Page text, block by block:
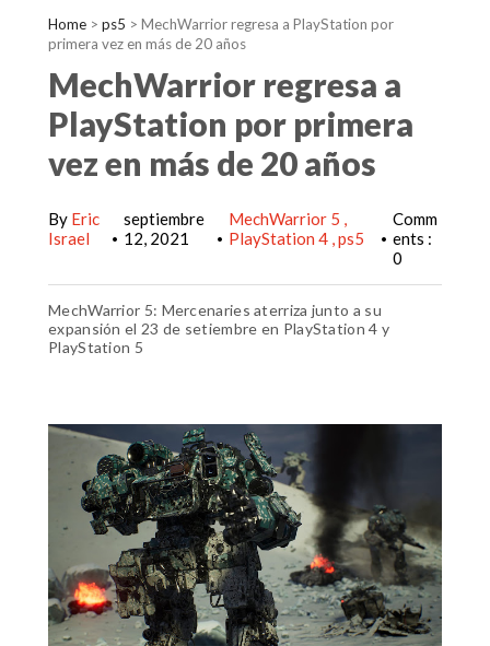
Home > ps5 > MechWarrior regresa a PlayStation por
primera vez en más de 20 años
MechWarrior regresa a
PlayStation por primera
vez en más de 20 años
By Eric
Israel
•
septiembre
12, 2021
•
MechWarrior 5
PlayStation 4 ps5 •
Comm
ents :
0
MechWarrior 5: Mercenaries aterriza junto a su
expansión el 23 de setiembre en PlayStation 4 y
PlayStation 5